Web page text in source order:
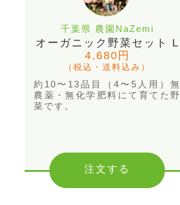
千葉県 農園NaZemi
オーガニック野菜セット L
4,680円
（税込・送料込み）
約10〜13品目（4〜5人用）無
農薬・無化学肥料にて育てた野
菜です。
注文する